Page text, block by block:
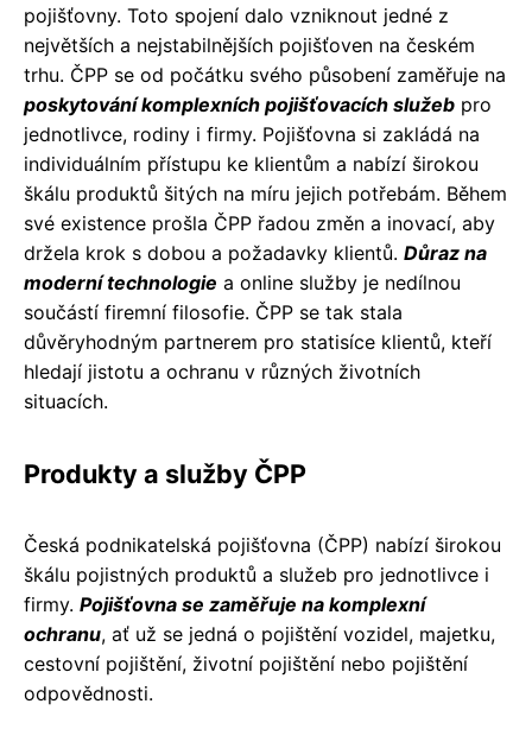
pojišťovny. Toto spojení dalo vzniknout jedné z
největších a nejstabilnějších pojišťoven na českém
trhu. ČPP se od počátku svého působení zaměřuje na
poskytování komplexních pojišťovacích služeb pro
jednotlivce, rodiny i firmy. Pojišťovna si zakládá na
individuálním přístupu ke klientům a nabízí širokou
škálu produktů šitých na míru jejich potřebám. Během
své existence prošla ČPP řadou změn a inovací, aby
držela krok s dobou a požadavky klientů. Důraz na
moderní technologie a online služby je nedílnou
součástí firemní filosofie. ČPP se tak stala
důvěryhodným partnerem pro statisíce klientů, kteří
hledají jistotu a ochranu v různých životních
situacích.
Produkty a služby ČPP
Česká podnikatelská pojišťovna (ČPP) nabízí širokou
škálu pojistných produktů a služeb pro jednotlivce i
firmy. Pojišťovna se zaměřuje na komplexní
ochranu, ať už se jedná o pojištění vozidel, majetku,
cestovní pojištění, životní pojištění nebo pojištění
odpovědnosti.